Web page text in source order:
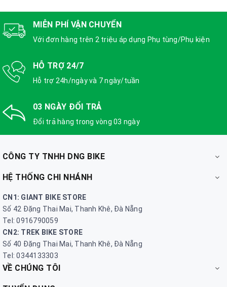
MIỄN PHÍ VẬN CHUYỂN
Với đơn hàng trên 2 triệu áp dụng Phụ tùng/Phụ kiện
HỖ TRỢ 24/7
Hỗ trợ 24h/ngày và 7 ngày/tuần
03 NGÀY ĐỔI TRẢ
Đổi trả hàng trong vòng 03 ngày
CÔNG TY TNHH DNG BIKE
HỆ THỐNG CHI NHÁNH
CN1: GIANT BIKE STORE
Số 42 Đặng Thai Mai, Thanh Khê, Đà Nẵng
Tel: 0916790059
CN2: TREK BIKE STORE
Số 40 Đặng Thai Mai, Thanh Khê, Đà Nẵng
Tel: 0344133303
VỀ CHÚNG TÔI